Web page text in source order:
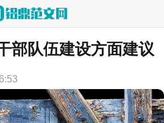
首页 工作计划
部队伍建设方面建议